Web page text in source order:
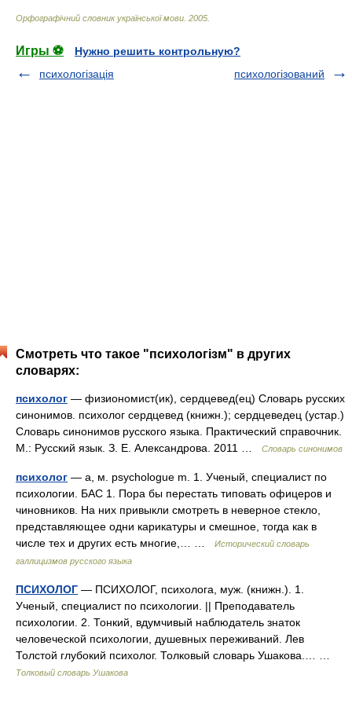
Орфографічний словник української мови 2005
Игры ⚽
Нужно решить контрольную?
психологізація
психологізований
Смотреть что такое "психологізм" в других
словарях:
психолог — физиономист(ик), сердцевед(ец) Словарь русских
синонимов. психолог сердцевед (книжн.); сердцеведец (устар.)
Словарь синонимов русского языка. Практический справочник.
М.: Русский язык. З. Е. Александрова. 2011 …
Словарь синонимов
психолог — а, м. psychologue m. 1. Ученый, специалист по
психологии. БАС 1. Пора бы перестать типовать офицеров и
чиновников. На них привыкли смотреть в неверное стекло,
представляющее одни карикатуры и смешное, тогда как в
числе тех и других есть многие,… …
Исторический словарь
галлицизмов русского языка
ПСИХОЛОГ — ПСИХОЛОГ, психолога, муж. (книжн.). 1.
Ученый, специалист по психологии. || Преподаватель
психологии. 2. Тонкий, вдумчивый наблюдатель знаток
человеческой психологии, душевных переживаний. Лев
Толстой глубокий психолог. Толковый словарь Ушакова.… …
Толковый словарь Ушакова